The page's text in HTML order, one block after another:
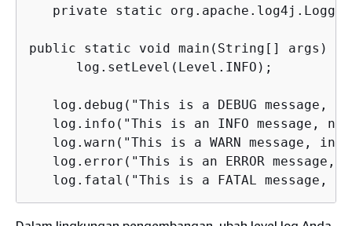
private static
public static void main(String[] args)
      log.setLevel(Level.INFO);
log.debug("This is a DEBUG message,
log.info("This is an INFO message,
log.warn("This is a WARN message,
log.error("This is an ERROR message,
log.fatal("This is a FATAL message,